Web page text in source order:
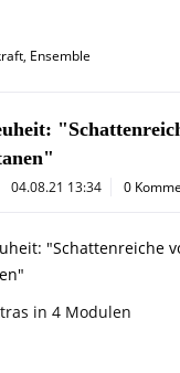
, Ensemble
04.08.21 13:34 0
in 4 Modulen